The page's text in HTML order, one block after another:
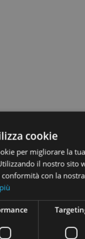
cookie
per migliorare la tua
il nostro sito
con la nostra